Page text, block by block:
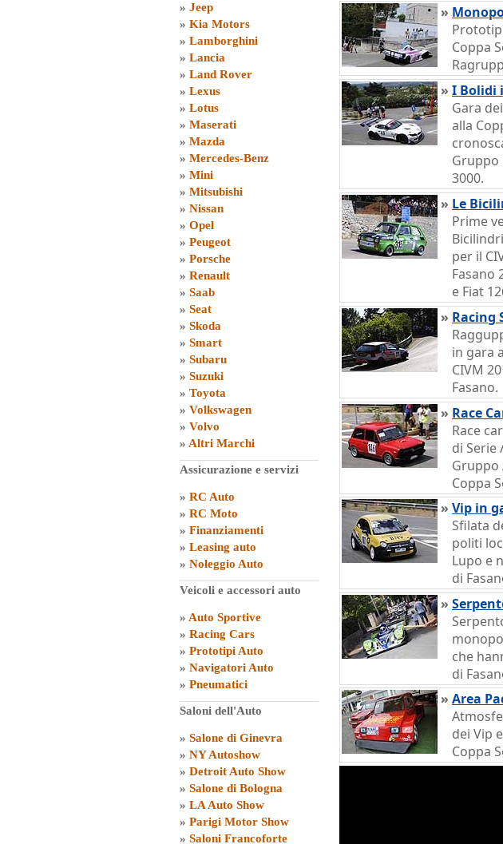
» Jeep
» Kia Motors
» Lamborghini
» Lancia
» Land Rover
» Lexus
» Lotus
» Maserati
» Mazda
» Mercedes-Benz
» Mini
» Mitsubishi
» Nissan
» Opel
» Peugeot
» Porsche
» Renault
» Saab
» Seat
» Skoda
» Smart
» Subaru
» Suzuki
» Toyota
» Volkswagen
» Volvo
» Altri Marchi
Assicurazione e servizi
» RC Auto
» RC Moto
» Finanziamenti
» Leasing auto
» Noleggio Auto
Veicoli e accessori auto
» Auto Sportive
» Racing Cars
» Prototipi Auto
» Navigatori Auto
» Pneumatici
Saloni dell'Auto
» Salone di Ginevra
» NY Autoshow
» Detroit Auto Show
» Salone di Bologna
» LA Auto Show
» Parigi Motor Show
» Saloni Francoforte
»
Coppa
» I Bolidi
Gara
alla
Gruppo
3000.
» Le
Prime
per il
Fasano
e Fiat
» Racing
in gara
CIVM
Fasano.
» Race
Race
di Serie
Gruppo
Coppa
» Vip in
Sfilata
politi
Lupo e
di
»
che
di
» Area
dei Vip
Coppa